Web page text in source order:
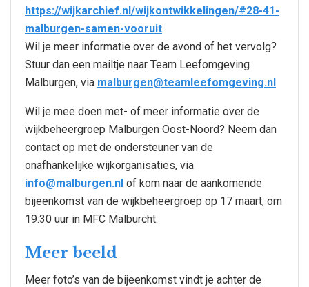
https://wijkarchief.nl/wijkontwikkelingen/#28-41-
malburgen-samen-vooruit
Wil je meer informatie over de avond of het vervolg?
Stuur dan een mailtje naar Team Leefomgeving
Malburgen, via malburgen@teamleefomgeving.nl
Wil je mee doen met- of meer informatie over de
wijkbeheergroep Malburgen Oost-Noord? Neem dan
contact op met de ondersteuner van de
onafhankelijke wijkorganisaties, via
info@malburgen.nl of kom naar de aankomende
bijeenkomst van de wijkbeheergroep op 17 maart, om
19:30 uur in MFC Malburcht.
Meer beeld
Meer foto’s van de bijeenkomst vindt je achter de